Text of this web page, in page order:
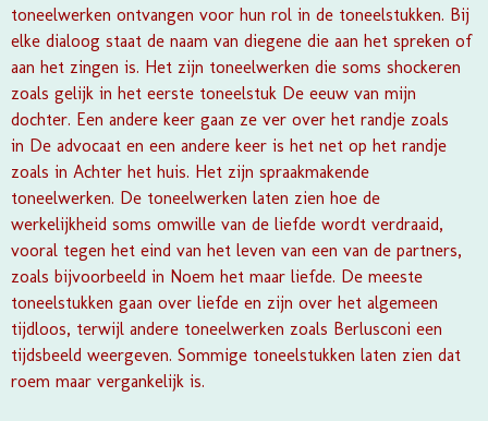
toneelwerken ontvangen voor hun rol in de toneelstukken. Bij
elke dialoog staat de naam van diegene die aan het spreken of
aan het zingen is. Het zijn toneelwerken die soms shockeren
zoals gelijk in het eerste toneelstuk De eeuw van mijn
dochter. Een andere keer gaan ze ver over het randje zoals
in De advocaat en een andere keer is het net op het randje
zoals in Achter het huis. Het zijn spraakmakende
toneelwerken. De toneelwerken laten zien hoe de
werkelijkheid soms omwille van de liefde wordt verdraaid,
vooral tegen het eind van het leven van een van de partners,
zoals bijvoorbeeld in Noem het maar liefde. De meeste
toneelstukken gaan over liefde en zijn over het algemeen
tijdloos, terwijl andere toneelwerken zoals Berlusconi een
tijdsbeeld weergeven. Sommige toneelstukken laten zien dat
roem maar vergankelijk is.